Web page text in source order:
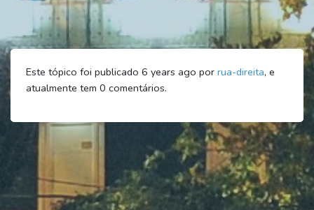
Este tópico foi publicado 6 years ago por rua-direita, e
atualmente tem 0 comentários.